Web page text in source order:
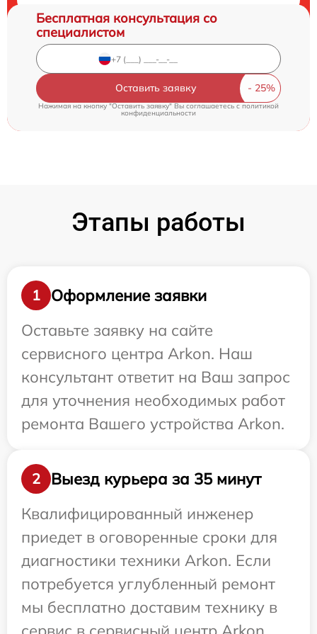
Бесплатная консультация со
специалистом
Оставить заявку
Нажимая на кнопку "Оставить заявку" Вы соглашаетесь c политикой
конфиденциальности
Этапы работы
1
Оформление заявки
Оставьте заявку на сайте
сервисного центра Arkon. Наш
консультант ответит на Ваш запрос
для уточнения необходимых работ
ремонта Вашего устройства Arkon.
2
Выезд курьера за 35 минут
Квалифицированный инженер
приедет в оговоренные сроки для
диагностики техники Arkon. Если
потребуется углубленный ремонт
мы бесплатно доставим технику в